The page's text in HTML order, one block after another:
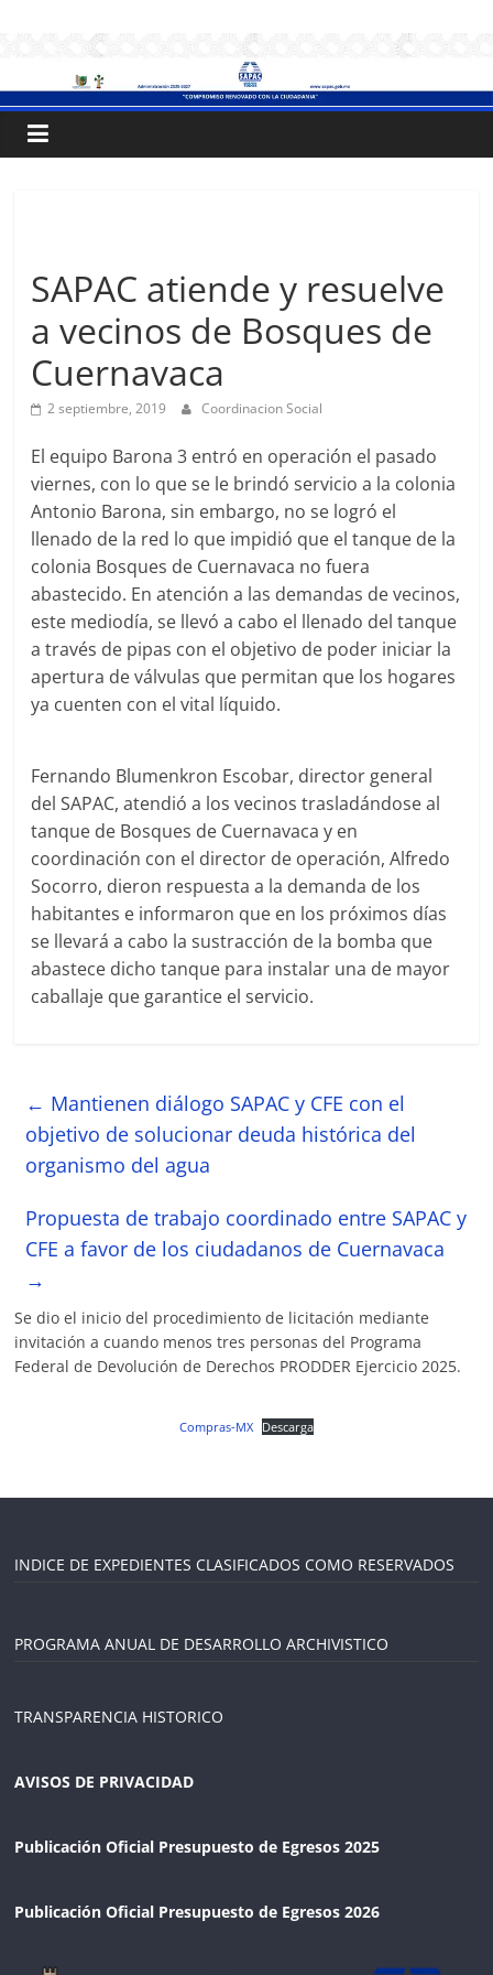
S
A
A
C
:.
Sistema
Agua
Potable
Alcantarillado
del
Municipio
de
Cuernavaca
SAPAC atiende y resuelve
a vecinos de Bosques de
Cuernavaca
2 septiembre, 2019 Coordinacion Social
El equipo Barona 3 entró en operación el pasado
viernes, con lo que se le brindó servicio a la colonia
Antonio Barona, sin embargo, no se logró el
llenado de la red lo que impidió que el tanque de la
colonia Bosques de Cuernavaca no fuera
abastecido. En atención a las demandas de vecinos,
este mediodía, se llevó a cabo el llenado del tanque
a través de pipas con el objetivo de poder iniciar la
apertura de válvulas que permitan que los hogares
ya cuenten con el vital líquido.
Fernando Blumenkron Escobar, director general
del SAPAC, atendió a los vecinos trasladándose al
tanque de Bosques de Cuernavaca y en
coordinación con el director de operación, Alfredo
Socorro, dieron respuesta a la demanda de los
habitantes e informaron que en los próximos días
se llevará a cabo la sustracción de la bomba que
abastece dicho tanque para instalar una de mayor
caballaje que garantice el servicio.
← Mantienen diálogo SAPAC y CFE con el
objetivo de solucionar deuda histórica del
organismo del agua
Propuesta de trabajo coordinado entre SAPAC y
CFE a favor de los ciudadanos de Cuernavaca
→
Se dio el inicio del procedimiento de licitación mediante
invitación a cuando menos tres personas del Programa
Federal de Devolución de Derechos PRODDER Ejercicio 2025.
Compras-MX Descarga
INDICE DE EXPEDIENTES CLASIFICADOS COMO RESERVADOS
PROGRAMA ANUAL DE DESARROLLO ARCHIVISTICO
TRANSPARENCIA HISTORICO
AVISOS DE PRIVACIDAD
Publicación Oficial Presupuesto de Egresos 2025
Publicación Oficial Presupuesto de Egresos 2026